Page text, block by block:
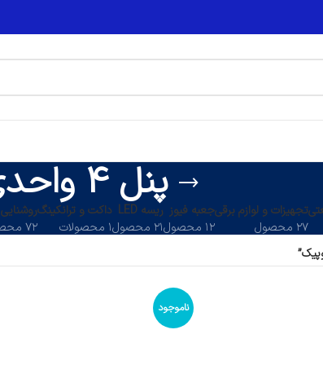
پنل 4 واحدی الکتروپیک
تجهیزات و لوازم برقی
۲۷ محصول
جعبه فیوز
۱۲ محصول
ریسه LED
۲۱ محصول
داکت و ترانکینگ
۱ محصولات
روشنایی
۷۲ محصول
ناموجود